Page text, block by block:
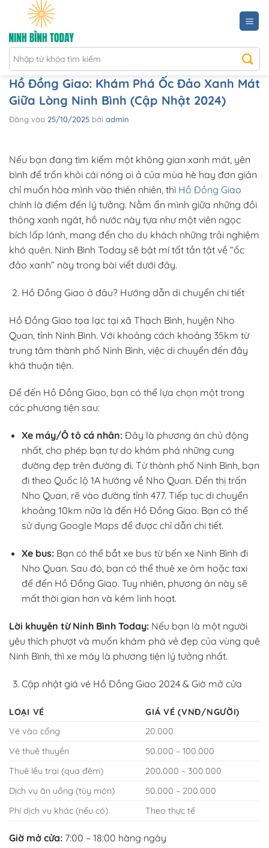
nội
dung
Hồ Đồng Giao: Khám Phá Ốc Đảo Xanh Mát
Giữa Lòng Ninh Bình (Cập Nhật 2024)
Đăng vào 25/10/2025 bởi admin
Nếu bạn đang tìm kiếm một không gian xanh mát, yên
bình để trốn khỏi cái nóng oi ả của mùa hè hay đơn giản
chỉ muốn hòa mình vào thiên nhiên, thì Hồ Đồng Giao
chính là điểm đến lý tưởng. Nằm ẩn mình giữa những đồi
thông xanh ngát, hồ nước này tựa như một viên ngọc
bích lấp lánh, mang đến cho du khách những trải nghiệm
khó quên. Ninh Bình Today sẽ bật mí tất tần tật về “ốc
đảo xanh” này trong bài viết dưới đây.
Hồ Đồng Giao ở đâu? Hướng dẫn di chuyển chi tiết
Hồ Đồng Giao tọa lạc tại xã Thạch Bình, huyện Nho
Quan, tỉnh Ninh Bình. Với khoảng cách khoảng 35km từ
trung tâm thành phố Ninh Bình, việc di chuyển đến đây
khá thuận tiện.
Để đến Hồ Đồng Giao, bạn có thể lựa chọn một trong
các phương tiện sau:
Xe máy/Ô tô cá nhân:Đây là phương án chủ động
nhất, cho phép bạn tự do khám phá những cung
đường đẹp trên đường đi. Từ thành phố Ninh Bình, bạn
đi theo Quốc lộ 1A hướng về Nho Quan. Đến thị trấn
Nho Quan, rẽ vào đường tỉnh 477. Tiếp tục di chuyển
khoảng 10km nữa là đến Hồ Đồng Giao. Bạn có thể
sử dụng Google Maps để được chỉ dẫn chi tiết.
Xe bus:Bạn có thể bắt xe bus từ bến xe Ninh Bình đi
Nho Quan. Sau đó, bạn có thể thuê xe ôm hoặc taxi
để đến Hồ Đồng Giao. Tuy nhiên, phương án này sẽ
mất thời gian hơn và kém linh hoạt.
Lời khuyên từ Ninh Bình Today: Nếu bạn là một người
yêu thích phượt và muốn khám phá vẻ đẹp của vùng quê
Ninh Bình, thì xe máy là phương tiện lý tưởng nhất.
Cập nhật giá vé Hồ Đồng Giao 2024 & Giờ mở cửa
LOẠI VÉ
GIÁ VÉ (VNĐ/NGƯỜI)
Vé vào cổng
20.000
Vé thuê thuyền
50.000 – 100.000
Thuê lều trại (qua đêm)
200.000 – 300.000
Dịch vụ ăn uống (tùy món)
50.000 – 200.000
Phí dịch vụ khác (nếu có)
Theo thực tế
Giờ mở cửa: 7:00 – 18:00 hàng ngày